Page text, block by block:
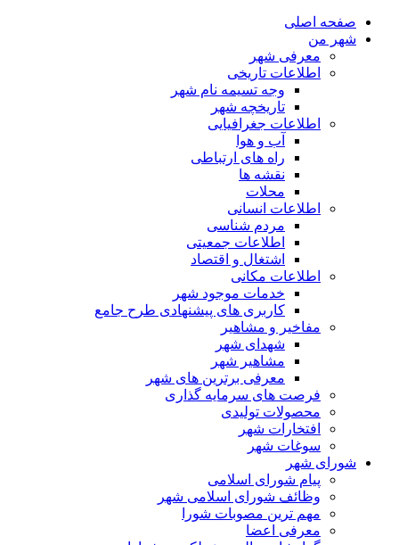
صفحه اصلی
شهر من
معرفی شهر
اطلاعات تاریخی
وجه تسیمه نام شهر
تاریخچه شهر
اطلاعات جغرافیایی
آب و هوا
راه های ارتباطی
نقشه ها
محلات
اطلاعات انسانی
مردم شناسی
اطلاعات جمعیتی
اشتغال و اقتصاد
اطلاعات مکانی
خدمات موجود شهر
کاربری های پیشنهادی طرح جامع
مفاخیر و مشاهیر
شهدای شهر
مشاهیر شهر
معرفی برترین های شهر
فرصت های سرمایه گذاری
محصولات تولیدی
افتخارات شهر
سوغات شهر
شورای شهر
پیام شورای اسلامی
وظائف شورای اسلامی شهر
مهم ترین مصوبات شورا
معرفی اعضا